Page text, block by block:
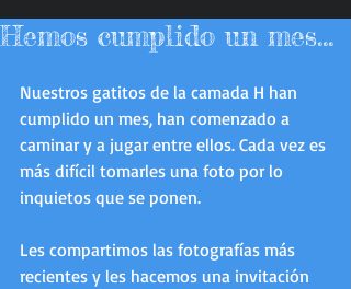
Hemos cumplido un mes...
Nuestros gatitos de la camada H han
cumplido un mes, han comenzado a
caminar y a jugar entre ellos. Cada vez es
más difícil tomarles una foto por lo
inquietos que se ponen.
Les compartimos las fotografías más
recientes y les hacemos una invitación